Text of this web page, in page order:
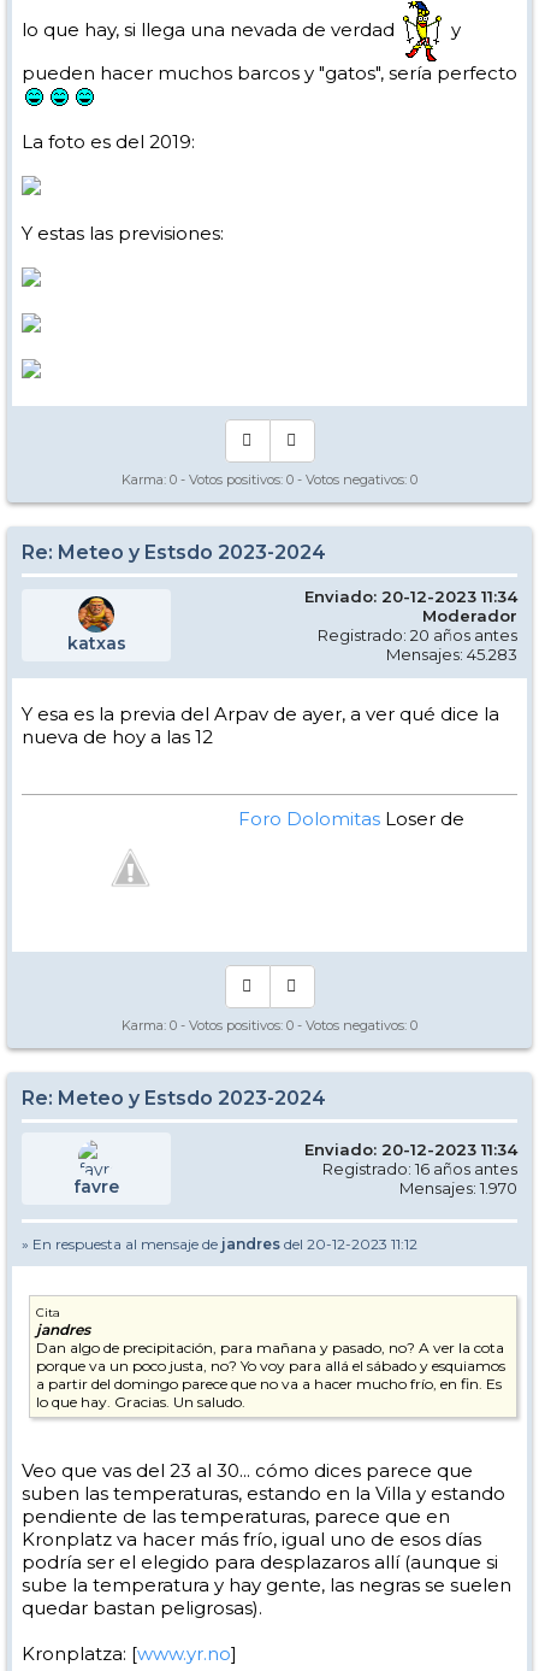
lo que hay, si llega una nevada de verdad
y
pueden hacer muchos barcos y "gatos", sería perfecto
La foto es del 2019:
Y estas las previsiones:
Karma: 0 - Votos positivos: 0 - Votos negativos: 0
Re: Meteo y Estsdo 2023-2024
katxas
Enviado: 20-12-2023 11:34
Moderador
Registrado: 20 años antes
Mensajes: 45.283
Y esa es la previa del Arpav de ayer, a ver qué dice la
nueva de hoy a las 12
Foro DolomitasLoser de
Karma: 0 - Votos positivos: 0 - Votos negativos: 0
Re: Meteo y Estsdo 2023-2024
favre
Enviado: 20-12-2023 11:34
Registrado: 16 años antes
Mensajes: 1.970
» En respuesta al mensaje de jandres del 20-12-2023 11:12
Cita
jandres
Dan algo de precipitación, para mañana y pasado, no? A ver la cota
porque va un poco justa, no? Yo voy para allá el sábado y esquiamos
a partir del domingo parece que no va a hacer mucho frío, en fin. Es
lo que hay. Gracias. Un saludo.
Veo que vas del 23 al 30... cómo dices parece que
suben las temperaturas, estando en la Villa y estando
pendiente de las temperaturas, parece que en
Kronplatz va hacer más frío, igual uno de esos días
podría ser el elegido para desplazaros allí (aunque si
sube la temperatura y hay gente, las negras se suelen
quedar bastan peligrosas).
Kronplatza: [www.yr.no]